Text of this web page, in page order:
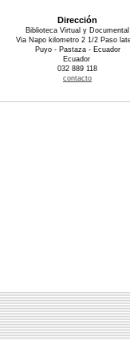
Dirección
Biblioteca Virtual y Documental
Via Napo kilometro 2 1/2 Paso
Puyo - Pastaza - Ecuador
Ecuador
032 889 118
contacto